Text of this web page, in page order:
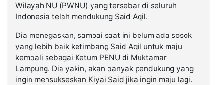
Wilayah NU (PWNU) yang tersebar di seluruh
Indonesia telah mendukung Said Aqil.
Dia menegaskan, sampai saat ini belum ada sosok
yang lebih baik ketimbang Said Aqil untuk maju
kembali sebagai Ketum PBNU di Muktamar
Lampung. Dia yakin, akan banyak pendukung yang
ingin mensukseskan Kiyai Said jika ingin maju lagi.